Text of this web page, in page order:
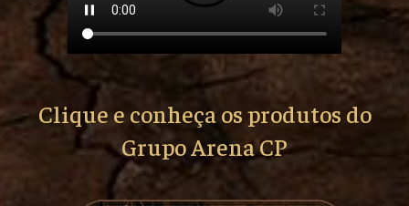
Clique e conheça os produtos do
Grupo Arena CP